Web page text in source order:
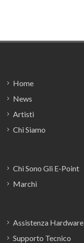
Home
News
Artisti
Chi Siamo
Chi Sono Gli E-Point
Marchi
Assistenza Hardware
Supporto Tecnico